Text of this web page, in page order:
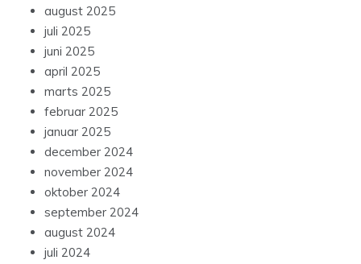
august 2025
juli 2025
juni 2025
april 2025
marts 2025
februar 2025
januar 2025
december 2024
november 2024
oktober 2024
september 2024
august 2024
juli 2024